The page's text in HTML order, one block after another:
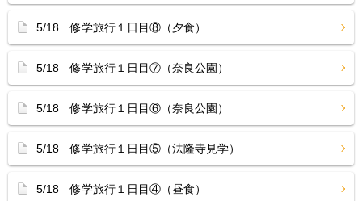
5/18 修学旅行１日目⑧（夕食）
5/18 修学旅行１日目⑦（奈良公園）
5/18 修学旅行１日目⑥（奈良公園）
5/18 修学旅行１日目⑤（法隆寺見学）
5/18 修学旅行１日目④（昼食）